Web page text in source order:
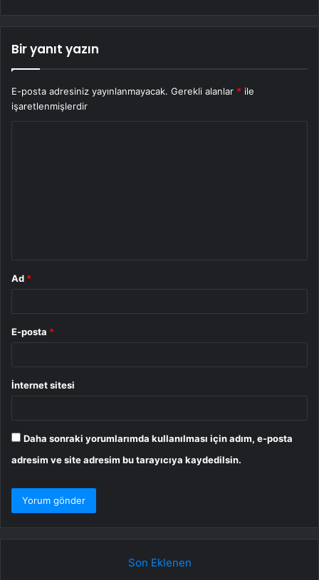
Bir yanıt yazın
E-posta adresiniz yayınlanmayacak. Gerekli alanlar * ile
işaretlenmişlerdir
Ad *
E-posta *
İnternet sitesi
Daha sonraki yorumlarımda kullanılması için adım, e-posta
adresim ve site adresim bu tarayıcıya kaydedilsin.
Son Eklenen